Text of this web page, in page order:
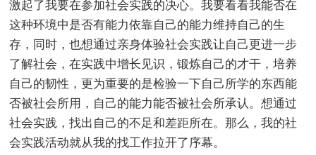
激起了我要在参加社会实践的决心。我要看看我能否在
这种环境中是否有能力依靠自己的能力维持自己的生
存，同时，也想通过亲身体验社会实践让自己更进一步
了解社会，在实践中增长见识，锻炼自己的才干，培养
自己的韧性，更为重要的是检验一下自己所学的东西能
否被社会所用，自己的能力能否被社会所承认。想通过
社会实践，找出自己的不足和差距所在。那么，我的社
会实践活动就从我的找工作拉开了序幕。